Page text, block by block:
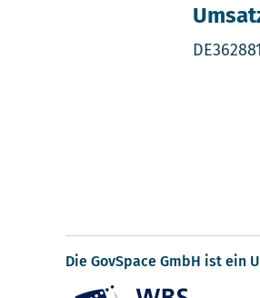
Die GovSpace GmbH ist ein